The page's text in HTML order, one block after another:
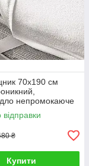
70х190 см
непромокаюче
4 гумках по кутах
₴
Купити